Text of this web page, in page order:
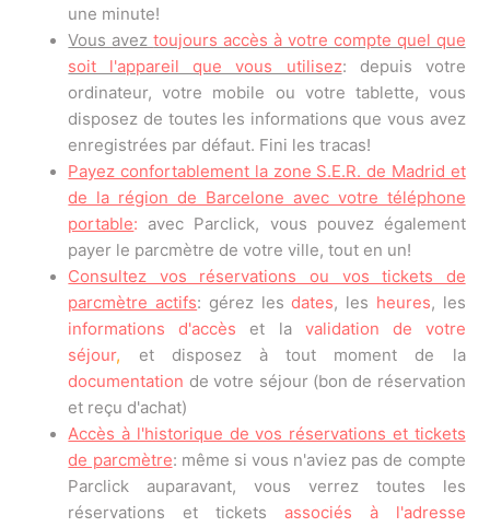
une minute!
Vous aveztoujours accès à votre compte quel que
soit l'appareil que vous utilisez: depuis votre
ordinateur, votre mobile ou votre tablette, vous
disposez de toutes les informations que vous avez
enregistrées par défaut. Fini les tracas!
Payez confortablement la zone S.E.R. de Madrid et
de la région de Barcelone avec votre téléphone
portable: avec Parclick, vous pouvez également
payer le parcmètre de votre ville, tout en un!
Consultez vos réservations ou vos tickets de
parcmètre actifs: gérez lesdates, les heures, les
informations d'accès et la validation de votre
séjour, et disposez à tout moment de la
documentation de votre séjour (bon de réservation
et reçu d'achat)
Accès à l'historique de vos réservations et tickets
de parcmètre: même si vous n'aviez pas de compte
Parclick auparavant, vous verrez toutes les
réservations et tickets associés à l'adresse